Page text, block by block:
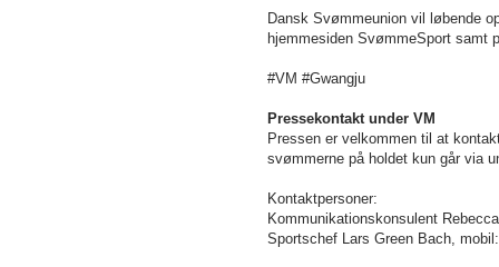
Dansk Svømmeunion vil løbende
hjemmesiden SvømmeSport samt
#VM #Gwangju
Pressekontakt under VM
Pressen er velkommen til at
svømmerne på holdet kun går via
Kontaktpersoner:
Kommunikationskonsulent
Sportschef Lars Green Bach,